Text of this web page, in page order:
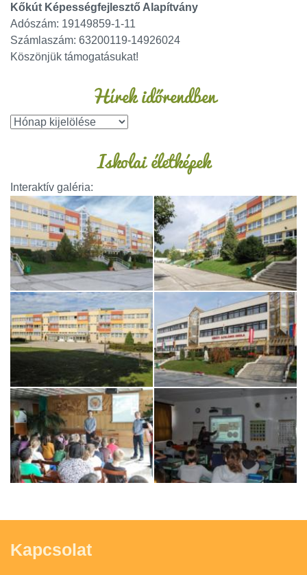
Kőkút Képességfejlesztő Alapítvány
Adószám: 19149859-1-11
Számlaszám: 63200119-14926024
Köszönjük támogatásukat!
Hírek időrendben
Iskolai életképek
Interaktív galéria:
Kapcsolat